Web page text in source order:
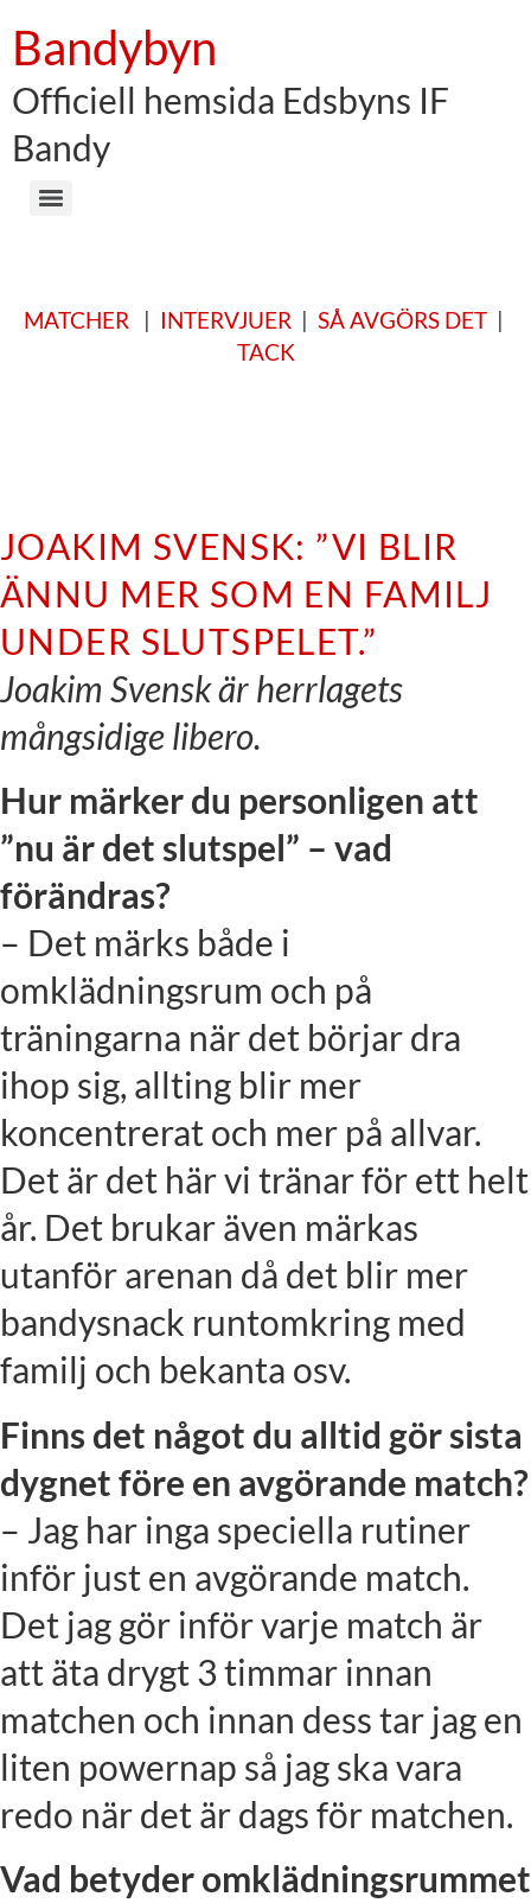
Bandybyn
Officiell hemsida Edsbyns IF
Bandy
MATCHER | INTERVJUER | SÅ AVGÖRS DET|
TACK
JOAKIM SVENSK: ”VI BLIR
ÄNNU MER SOM EN FAMILJ
UNDER SLUTSPELET.”
Joakim Svensk är herrlagets
mångsidige libero.
Hur märker du personligen att
”nu är det slutspel” – vad
förändras?
– Det märks både i
omklädningsrum och på
träningarna när det börjar dra
ihop sig, allting blir mer
koncentrerat och mer på allvar.
Det är det här vi tränar för ett helt
år. Det brukar även märkas
utanför arenan då det blir mer
bandysnack runtomkring med
familj och bekanta osv.
Finns det något du alltid gör sista
dygnet före en avgörande match?
– Jag har inga speciella rutiner
inför just en avgörande match.
Det jag gör inför varje match är
att äta drygt 3 timmar innan
matchen och innan dess tar jag en
liten powernap så jag ska vara
redo när det är dags för matchen.
Vad betyder omklädningsrummet